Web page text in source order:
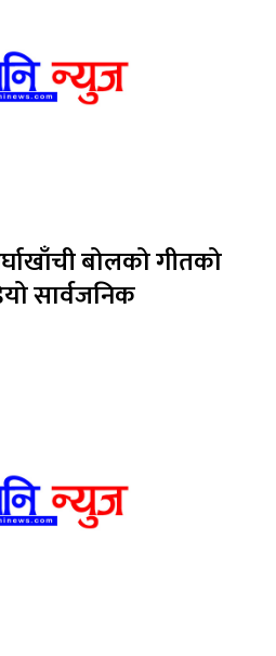
बोलको गीतको
सार्वजनिक